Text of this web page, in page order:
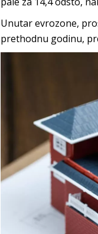
Unutar evrozone,
prethodnu godinu,